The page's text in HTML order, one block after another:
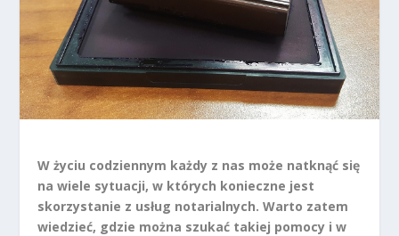
W życiu codziennym każdy z nas może natknąć się
na wiele sytuacji, w których konieczne jest
skorzystanie z usług notarialnych. Warto zatem
wiedzieć, gdzie można szukać takiej pomocy i w